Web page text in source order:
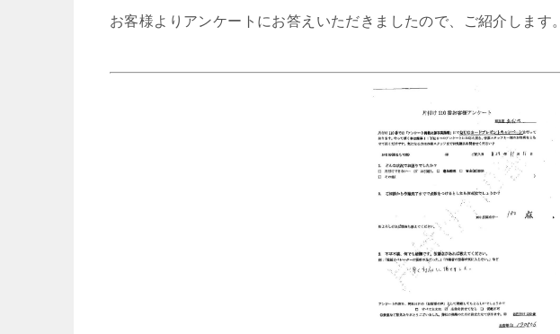
お客様よりアンケートにお答えいただきましたので、ご紹介します。